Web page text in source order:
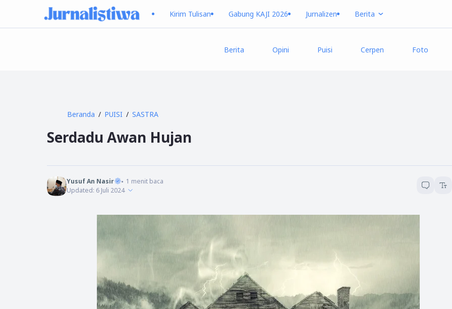
Kirim Tulisan Gabung KAJI 2026 Jurnalizen Berita
Berita Opini Puisi Cerpen Foto
Beranda PUISI SASTRA
Serdadu Awan Hujan
Yusuf An Nasir 1 menit baca
Updated: 6 Juli 2024